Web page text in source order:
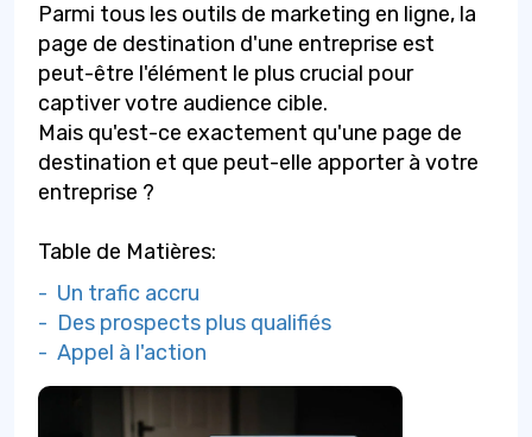
Parmi tous les outils de marketing en ligne, la
page de destination d'une entreprise est
peut-être l'élément le plus crucial pour
captiver votre audience cible.
Mais qu'est-ce exactement qu'une page de
destination et que peut-elle apporter à votre
entreprise ?
Table de Matières:
- Un trafic accru
- Des prospects plus qualifiés
- Appel à l'action